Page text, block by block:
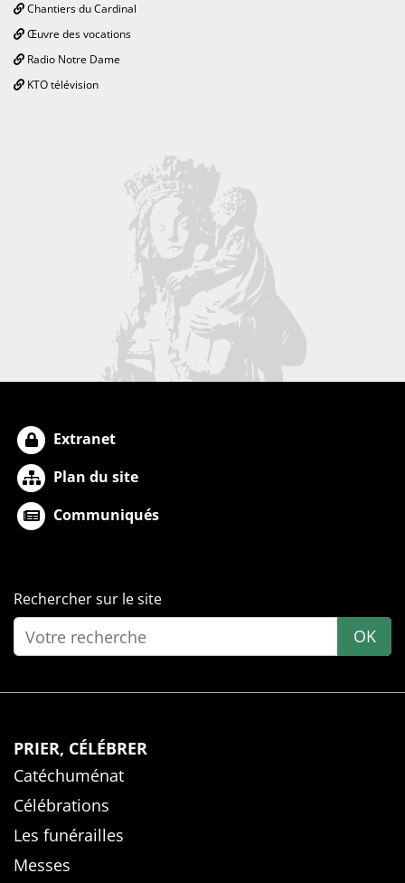
Chantiers du Cardinal
Œuvre des vocations
Radio Notre Dame
KTO télévision
Extranet
Plan du site
Communiqués
Rechercher sur le site
OK
PRIER, CÉLÉBRER
Catéchuménat
Célébrations
Les funérailles
Messes